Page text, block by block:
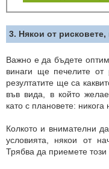
3. Някои от
Важно е да бъдете
винаги ще печелите от
резултатите ще са
във вида, в който
като с плановете:
Колкото и внимателни
условията, някои от
Трябва да приемете